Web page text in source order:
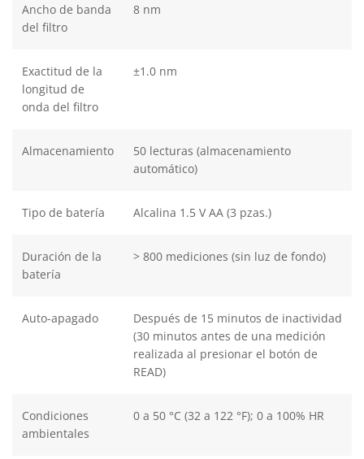
Ancho de banda
del filtro
8 nm
Exactitud de la
longitud de
onda del filtro
±1.0 nm
Almacenamiento
50 lecturas (almacenamiento
automático)
Tipo de batería Alcalina 1.5 V AA (3 pzas.)
Duración de la
batería
> 800 mediciones (sin luz de fondo)
Auto-apagado
Después de 15 minutos de inactividad
(30 minutos antes de una medición
realizada al presionar el botón de
READ)
Condiciones
ambientales
0 a 50 °C (32 a 122 °F); 0 a 100% HR